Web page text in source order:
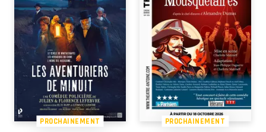
PROCHAINEMENT PROCHAINEMENT